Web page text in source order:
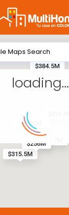
$1734.8M
$315.5M
$256M
$701M
$384.5M
loading...
My Location